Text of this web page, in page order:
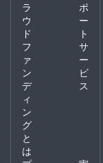
ラ
ウ
ド
フ
ァ
ン
デ
ィ
ン
グ
と
は
ポ
ー
ト
サ
ー
ビ
ス